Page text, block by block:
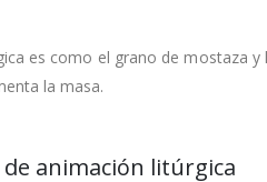
es como el grano de mostaza y
la masa.
animación litúrgica